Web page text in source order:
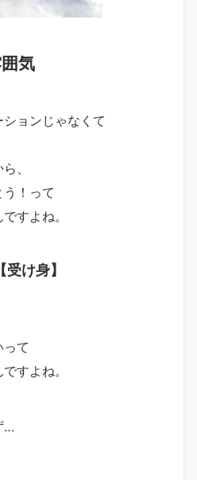
気
ョンじゃなくて
、
！って
すよね。
け身】
て
すよね。
…